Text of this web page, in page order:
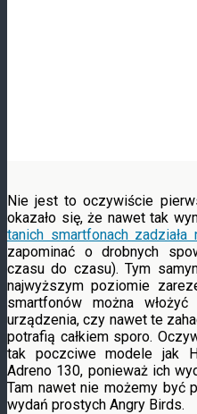
Nie jest to oczywiście
okazało się, że nawet tak
tanich smartfonach zadziała
zapominać o drobnych
czasu do czasu). Tym
najwyższym poziomie
smartfonów można
urządzenia, czy nawet te
potrafią całkiem sporo.
tak poczciwe modele jak
Adreno 130, ponieważ ich
Tam nawet nie możemy być
wydań prostych Angry Birds.